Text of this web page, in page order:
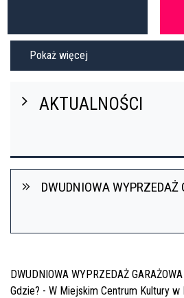
Pokaż więcej
AKTUALNOŚCI
DWUDNIOWA WYPRZEDAŻ
DWUDNIOWA WYPRZEDAŻ GARAŻOWA
Gdzie? - W Miejskim Centrum Kultury w